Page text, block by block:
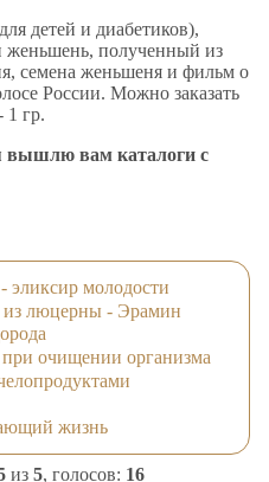
детей и диабетиков),
полученный из
семена женьшеня и фильм о
России. Можно заказать
1 гр.
вышлю вам каталоги с
эликсир молодости
из люцерны - Эрамин
очищении организма
жизнь
из 5, голосов: 16